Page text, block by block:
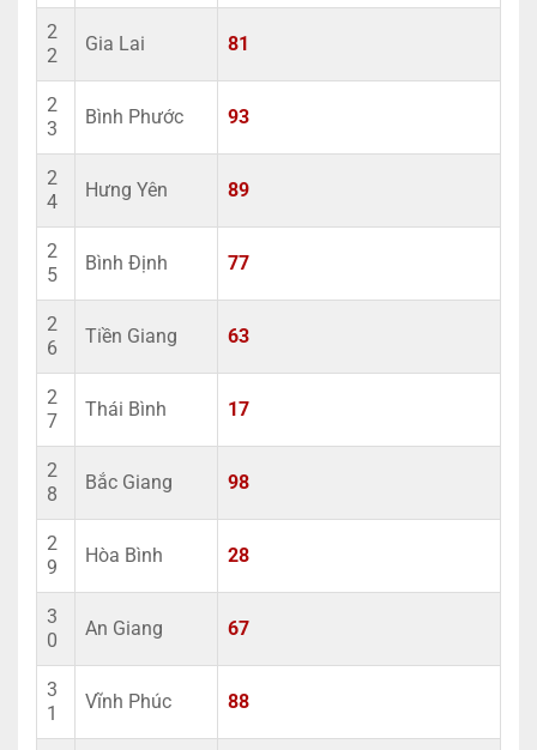
2
2
Gia Lai 81
2
3
Bình Phước 93
2
4
Hưng Yên 89
2
5
Bình Định 77
2
6
Tiền Giang 63
2
7
Thái Bình 17
2
8
Bắc Giang 98
2
9
Hòa Bình 28
3
0
An Giang 67
3
1
Vĩnh Phúc 88